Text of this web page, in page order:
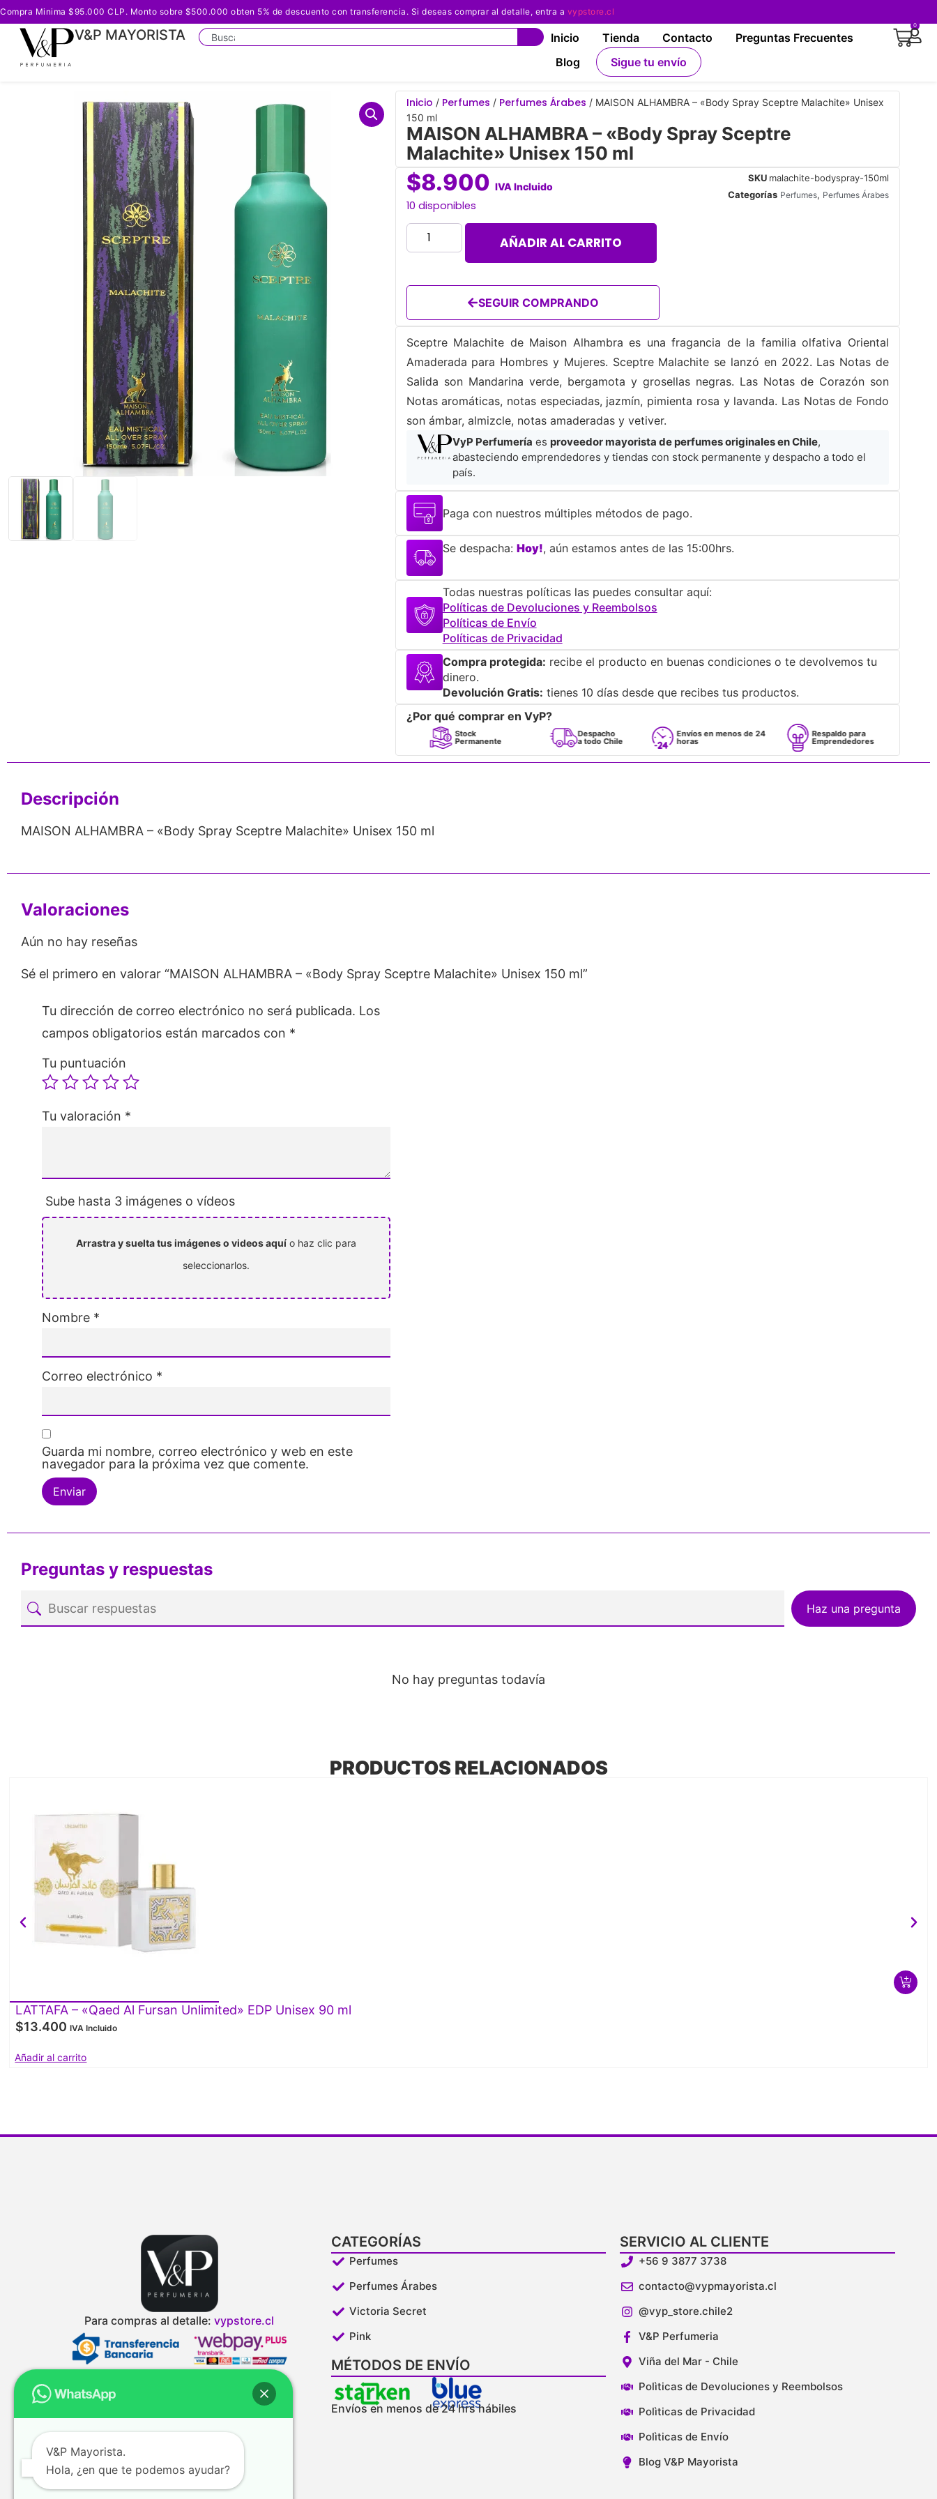
Compra Minima $95.000 CLP. Monto sobre $500.000 obten 5% de descuento con transferencia. Si deseas comprar al detalle, entra a vypstore.cl
V&P MAYORISTA Inicio Tienda Contacto
Preguntas Frecuentes
Blog
Sigue tu envío
0
Inicio / Perfumes / Perfumes Árabes / MAISON ALHAMBRA – «Body Spray Sceptre Malachite» Unisex
150 ml
MAISON ALHAMBRA – «Body Spray Sceptre
Malachite» Unisex 150 ml
$8.900 IVA Incluido
10 disponibles
AÑADIR AL CARRITO
SEGUIR COMPRANDO
SKU malachite-bodyspray-150ml
Categorías Perfumes, Perfumes Árabes
Sceptre Malachite de Maison Alhambra es una fragancia de la familia olfativa Oriental
Amaderada para Hombres y Mujeres. Sceptre Malachite se lanzó en 2022. Las Notas de
Salida son Mandarina verde, bergamota y grosellas negras. Las Notas de Corazón son
Notas aromáticas, notas especiadas, jazmín, pimienta rosa y lavanda. Las Notas de Fondo
son ámbar, almizcle, notas amaderadas y vetiver.
VyP Perfumería es proveedor mayorista de perfumes originales en Chile,
abasteciendo emprendedores y tiendas con stock permanente y despacho a todo el
país.
Paga con nuestros múltiples métodos de pago.
Se despacha: Hoy!, aún estamos antes de las 15:00hrs.
Todas nuestras políticas las puedes consultar aquí:
Políticas de Devoluciones y Reembolsos
Políticas de Envío
Políticas de Privacidad
Compra protegida: recibe el producto en buenas condiciones o te devolvemos tu
dinero.
Devolución Gratis: tienes 10 días desde que recibes tus productos.
¿Por qué comprar en VyP?
Stock
Permanente
Despacho
a todo Chile
Envíos en menos de 24
horas
Respaldo para
Emprendedores
Descripción
MAISON ALHAMBRA – «Body Spray Sceptre Malachite» Unisex 150 ml
Valoraciones
Aún no hay reseñas
Sé el primero en valorar “MAISON ALHAMBRA – «Body Spray Sceptre Malachite» Unisex 150 ml”
Tu dirección de correo electrónico no será publicada. Los
campos obligatorios están marcados con *
Tu puntuación
Tu valoración *
Sube hasta 3 imágenes o vídeos
Arrastra y suelta tus imágenes o videos aquí o haz clic para
seleccionarlos.
Nombre *
Correo electrónico *
Guarda mi nombre, correo electrónico y web en este
navegador para la próxima vez que comente.
Preguntas y respuestas
Haz una pregunta
No hay preguntas todavía
PRODUCTOS RELACIONADOS
LATTAFA – «Qaed Al Fursan Unlimited» EDP Unisex 90 ml
$13.400 IVA Incluido
Añadir al carrito
Para compras al detalle:vypstore.cl
CATEGORÍAS
Perfumes
Perfumes Árabes
Victoria Secret
Pink
MÉTODOS DE ENVÍO
Envíos en menos de 24 hrs hábiles
SERVICIO AL CLIENTE
+56 9 3877 3738
contacto@vypmayorista.cl
@vyp_store.chile2
V&P Perfumeria
Viña del Mar - Chile
Polìticas de Devoluciones y Reembolsos
Polìticas de Privacidad
Polìticas de Envío
Blog V&P Mayorista
V&P Mayorista.
Hola, ¿en que te podemos ayudar?